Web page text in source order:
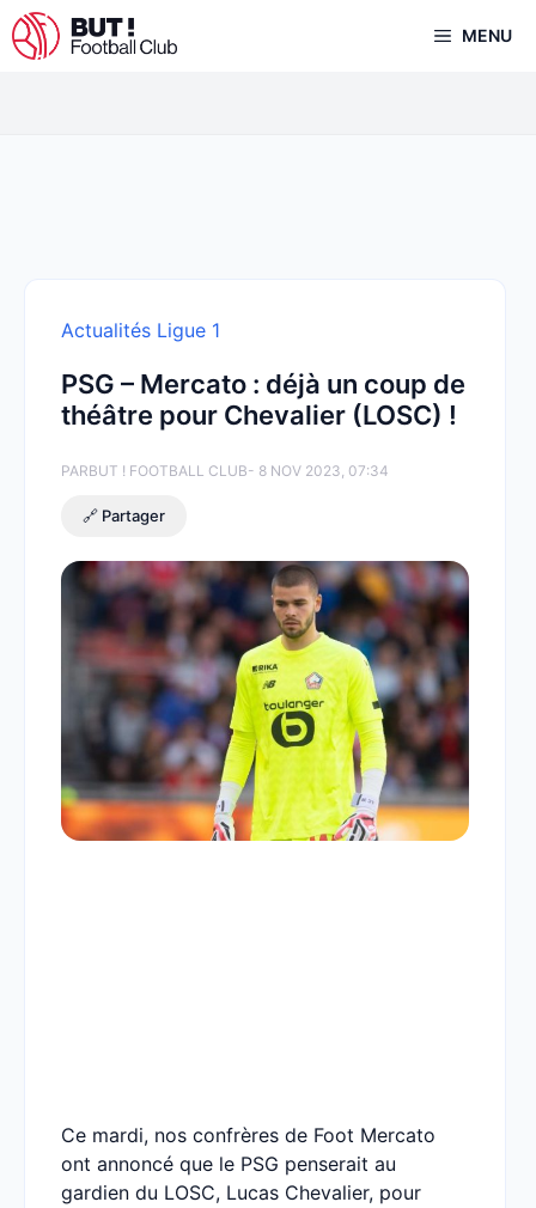
Aller
au
MENU
Actualités Ligue 1
PSG – Mercato : déjà un coup de
théâtre pour Chevalier (LOSC) !
PARBUT ! FOOTBALL CLUB- 8 NOV 2023, 07:34
🔗 Partager
Ce mardi, nos confrères de Foot Mercato
ont annoncé que le PSG penserait au
gardien du LOSC, Lucas Chevalier, pour